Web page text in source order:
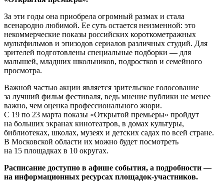
За эти годы она приобрела огромный размах и стала
всенародно любимой. Ее суть остается неизменной: это
некоммерческие показы российских короткометражных
мультфильмов и эпизодов сериалов различных студий. Для
зрителей подготовлены специальные подборки — для
малышей, младших школьников, подростков и семейного
просмотра.
Важной частью акции является зрительское голосование
за лучший фильм фестиваля, ведь мнение публики не менее
важно, чем оценка профессионального жюри.
С 19 по 23 марта показы «Открытой премьеры» пройдут
на больших экранах кинотеатров, в домах культуры,
библиотеках, школах, музеях и детских садах по всей стране.
В Московской области их можно будет посмотреть
на 15 площадках в 10 округах.
Расписание доступно в афише события, а подробности —
на информационных ресурсах площадок-участников.